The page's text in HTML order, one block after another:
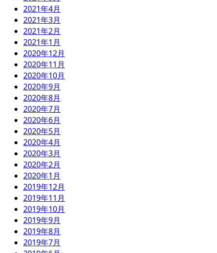
2021年4月
2021年3月
2021年2月
2021年1月
2020年12月
2020年11月
2020年10月
2020年9月
2020年8月
2020年7月
2020年6月
2020年5月
2020年4月
2020年3月
2020年2月
2020年1月
2019年12月
2019年11月
2019年10月
2019年9月
2019年8月
2019年7月